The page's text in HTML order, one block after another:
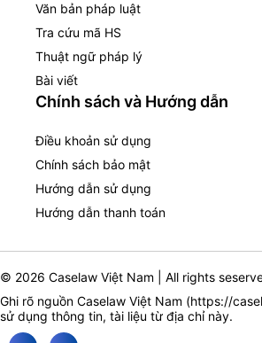
Văn bản pháp luật
Tra cứu mã HS
Thuật ngữ pháp lý
Bài viết
Chính sách và Hướng dẫn
Điều khoản sử dụng
Chính sách bảo mật
Hướng dẫn sử dụng
Hướng dẫn thanh toán
© 2026 Caselaw Việt Nam | All rights
Ghi rõ nguồn Caselaw Việt Nam (https://
sử dụng thông tin, tài liệu từ địa chỉ này.